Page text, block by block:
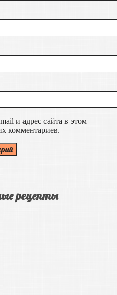
и адрес сайта в этом
комментариев.
рецепты